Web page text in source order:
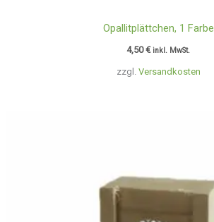
zzgl. Versandkosten
Opallitplättchen, 1 Farbe
4,50€ inkl. MwSt.